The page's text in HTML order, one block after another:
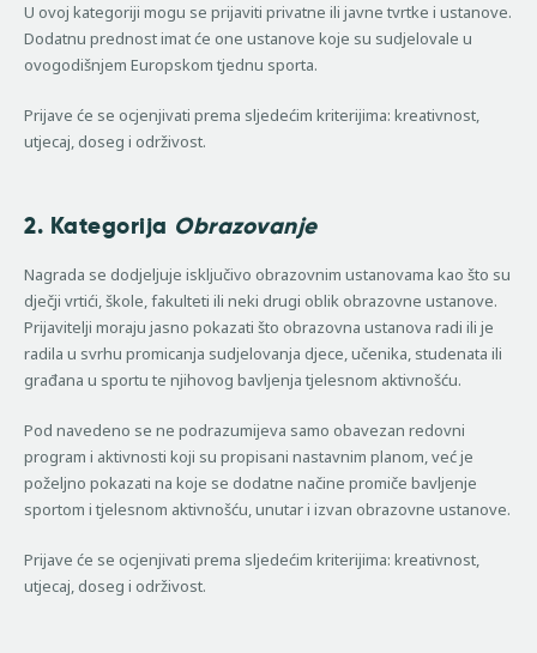
U ovoj kategoriji mogu se prijaviti privatne ili javne tvrtke i ustanove.
Dodatnu prednost imat će one ustanove koje su sudjelovale u
ovogodišnjem Europskom tjednu sporta.
Prijave će se ocjenjivati prema sljedećim kriterijima: kreativnost,
utjecaj, doseg i održivost.
2. Kategorija Obrazovanje
Nagrada se dodjeljuje isključivo obrazovnim ustanovama kao što su
dječji vrtići, škole, fakulteti ili neki drugi oblik obrazovne ustanove.
Prijavitelji moraju jasno pokazati što obrazovna ustanova radi ili je
radila u svrhu promicanja sudjelovanja djece, učenika, studenata ili
građana u sportu te njihovog bavljenja tjelesnom aktivnošću.
Pod navedeno se ne podrazumijeva samo obavezan redovni
program i aktivnosti koji su propisani nastavnim planom, već je
poželjno pokazati na koje se dodatne načine promiče bavljenje
sportom i tjelesnom aktivnošću, unutar i izvan obrazovne ustanove.
Prijave će se ocjenjivati prema sljedećim kriterijima: kreativnost,
utjecaj, doseg i održivost.